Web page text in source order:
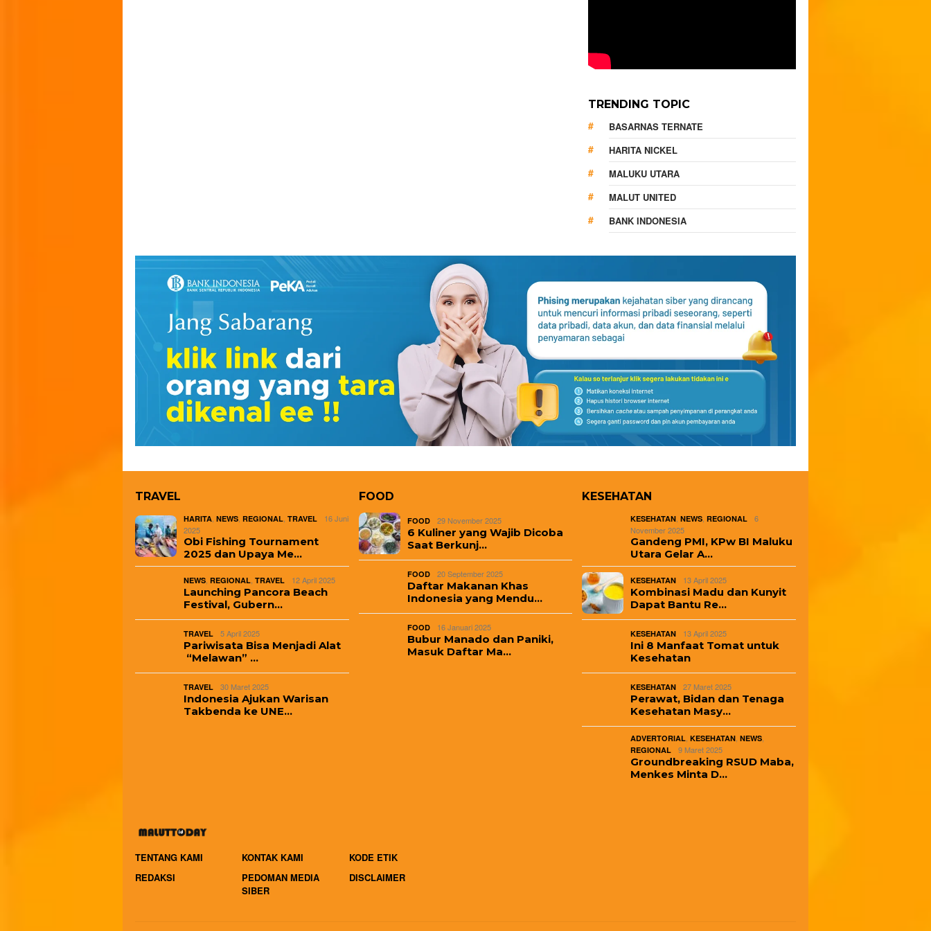
TRENDING TOPIC
BASARNAS TERNATE
HARITA NICKEL
MALUKU UTARA
MALUT UNITED
BANK INDONESIA
TRAVEL
HARITA, NEWS, REGIONAL, TRAVEL
16 Juni
2025
Obi Fishing Tournament
2025 dan Upaya Me…
NEWS, REGIONAL, TRAVEL 12 April 2025
Launching Pancora Beach
Festival, Gubern…
TRAVEL 5 April 2025
Pariwisata Bisa Menjadi Alat
“Melawan” …
TRAVEL 30 Maret 2025
Indonesia Ajukan Warisan
Takbenda ke UNE…
FOOD
FOOD 29 November 2025
6 Kuliner yang Wajib Dicoba
Saat Berkunj…
FOOD 20 September 2025
Daftar Makanan Khas
Indonesia yang Mendu…
FOOD 16 Januari 2025
Bubur Manado dan Paniki,
Masuk Daftar Ma…
KESEHATAN
KESEHATAN,NEWS,REGIONAL
6
November 2025
Gandeng PMI, KPw BI Maluku
Utara Gelar A…
KESEHATAN 13 April 2025
Kombinasi Madu dan Kunyit
Dapat Bantu Re…
KESEHATAN 13 April 2025
Ini 8 Manfaat Tomat untuk
Kesehatan
KESEHATAN 27 Maret 2025
Perawat, Bidan dan Tenaga
Kesehatan Masy…
ADVERTORIAL,KESEHATAN,NEWS,
REGIONAL 9 Maret 2025
Groundbreaking RSUD Maba,
Menkes Minta D…
TENTANG KAMI KONTAK KAMI
KODE ETIK
REDAKSI
PEDOMAN MEDIA
SIBER
DISCLAIMER